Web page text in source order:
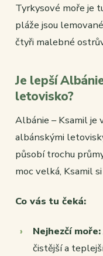
Tyrkysové moře je
pláže jsou
čtyři malebné
Je lepší
letovisko?
Albánie – Ksamil je
albánskými
působí trochu
moc velká, Ksamil
Co vás tu čeká:
Nejhezčí moře:
čistější a